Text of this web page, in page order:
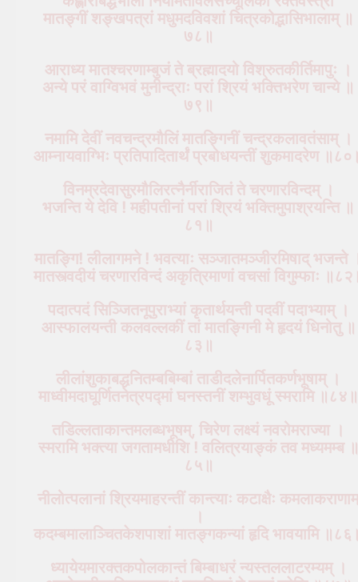
मातङ्गीं शङ्खपत्रां मधुमदविवशां चित्रकोद्भासिभालाम् ॥
७८॥
आराध्य मातश्चरणाम्बुजं ते ब्रह्मादयो विश्रुतकीर्तिमापुः ।
अन्ये परं वाग्विभवं मुनीन्द्राः परां श्रियं भक्तिभरेण चान्ये ॥
७९॥
नमामि देवीं नवचन्द्रमौलिं मातङ्गिनीं चन्द्रकलावतंसाम् ।
आम्नायवाग्भिः प्रतिपादितार्थं प्रबोधयन्तीं शुकमादरेण
विनम्रदेवासुरमौलिरत्नैर्नीराजितं ते चरणारविन्दम् ।
भजन्ति ये देवि ! महीपतीनां परां श्रियं भक्तिमुपाश्रयन्ति ॥
८१॥
मातङ्गि! लीलागमने ! भवत्याः सञ्जातमञ्जीरमिषाद् भजन्ते
मातस्त्वदीयं चरणारविन्दं अकृत्रिमाणां वचसां विगुम्फाः
पदात्पदं सिञ्जितनूपुराभ्यां कृतार्थयन्ती पदवीं पदाभ्याम् ।
आस्फालयन्ती कलवल्लकीं तां मातङ्गिनी मे हृदयं धिनोतु ॥
८३॥
लीलांशुकाबद्धनितम्बबिम्बां ताडीदलेनार्पितकर्णभूषाम् ।
माध्वीमदाघूर्णितनेत्रपद्मां घनस्तनीं शम्भुवधूं स्मरामि ॥८४॥
तडिल्लताकान्तमलब्धभूषम्, चिरेण लक्ष्यं नवरोमराज्या ।
स्मरामि भक्त्या जगतामधीशि ! वलित्रयाङ्कं तव मध्यमम्ब ॥
८५॥
नीलोत्पलानां श्रियमाहरन्तीं कान्त्याः कटाक्षैः कमलाकराणाम्
।
कदम्बमालाञ्चितकेशपाशां मातङ्गकन्यां हृदि भावयामि
ध्यायेयमारक्तकपोलकान्तं बिम्बाधरं न्यस्तललाटरम्यम् ।